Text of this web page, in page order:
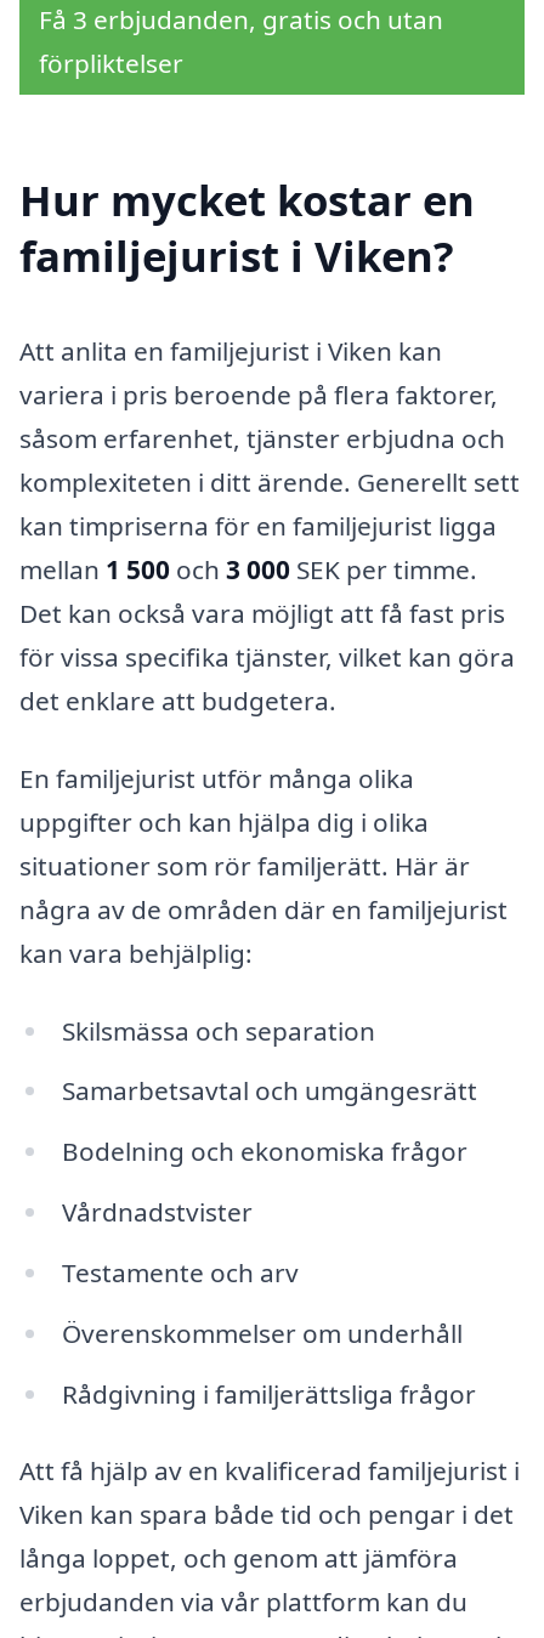
Få 3 erbjudanden, gratis och utan
förpliktelser
Hur mycket kostar en
familjejurist i Viken?
Att anlita en familjejurist i Viken kan
variera i pris beroende på flera faktorer,
såsom erfarenhet, tjänster erbjudna och
komplexiteten i ditt ärende. Generellt sett
kan timpriserna för en familjejurist ligga
mellan 1 500 och 3 000 SEK per timme.
Det kan också vara möjligt att få fast pris
för vissa specifika tjänster, vilket kan göra
det enklare att budgetera.
En familjejurist utför många olika
uppgifter och kan hjälpa dig i olika
situationer som rör familjerätt. Här är
några av de områden där en familjejurist
kan vara behjälplig:
Skilsmässa och separation
Samarbetsavtal och umgängesrätt
Bodelning och ekonomiska frågor
Vårdnadstvister
Testamente och arv
Överenskommelser om underhåll
Rådgivning i familjerättsliga frågor
Att få hjälp av en kvalificerad familjejurist i
Viken kan spara både tid och pengar i det
långa loppet, och genom att jämföra
erbjudanden via vår plattform kan du